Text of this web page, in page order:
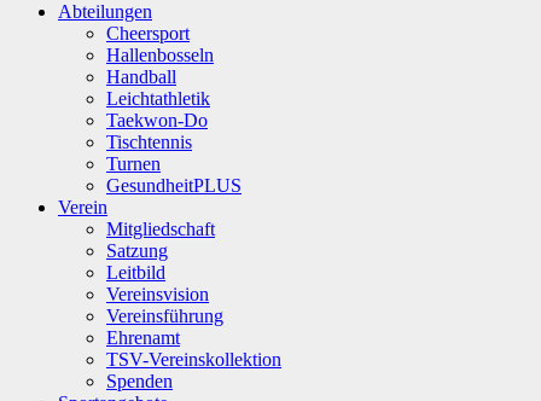
SuchenAbteilungen
Cheersport
Hallenbosseln
Handball
Leichtathletik
Taekwon-Do
Tischtennis
Turnen
GesundheitPLUS
Verein
Mitgliedschaft
Satzung
Leitbild
Vereinsvision
Vereinsführung
Ehrenamt
TSV-Vereinskollektion
Spenden